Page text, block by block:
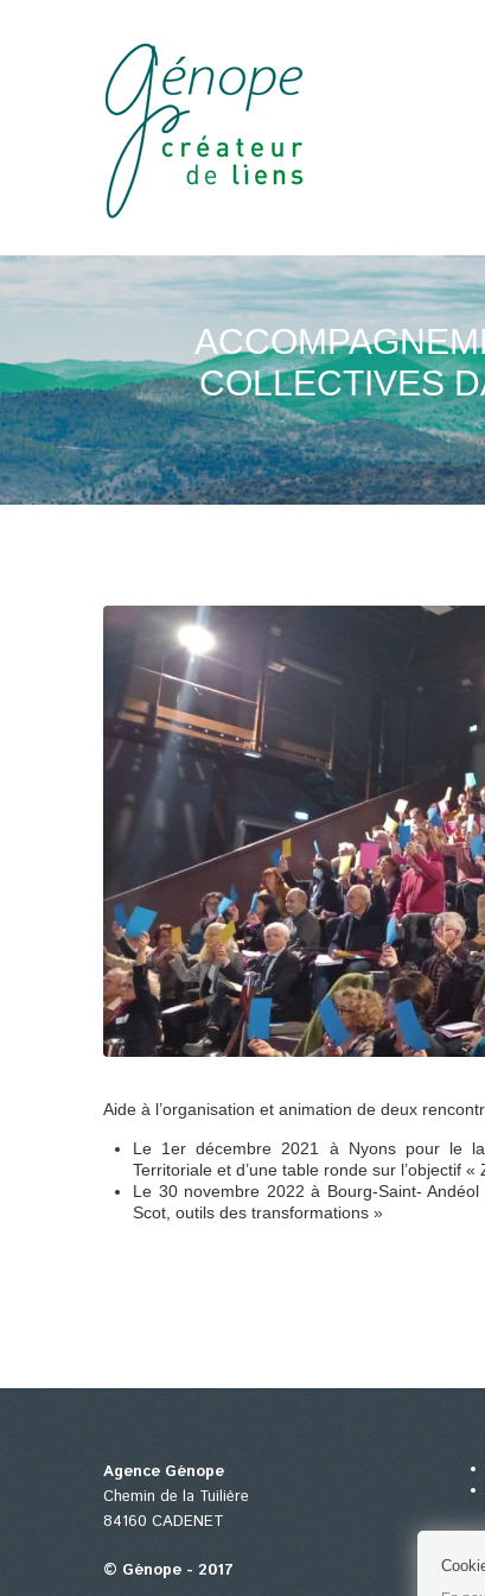
COLLECTIVES
Aide à l’organisation et animation de deux
Le 1er décembre 2021 à Nyons pour le
Territoriale et d’une table ronde sur l’objectif
Le 30 novembre 2022 à Bourg-Saint-
Scot, outils des transformations »
Agence Génope
Chemin de la Tuilière
84160 CADENET
© Génope - 2017